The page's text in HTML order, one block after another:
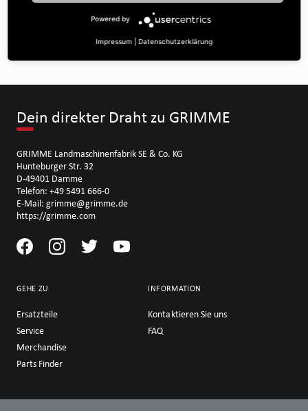
KETTENRÄdeR EINFACH 5/8“ | Zähnezahl A: 16 | BohrungsØ
B: 47 | Länge C: 23 |
Dein direkter Draht zu GRIMME
GRIMME Landmaschinenfabrik SE & Co. KG
Hunteburger Str. 32
D-49401 Damme
Telefon: +49 5491 666-0
E-Mail: grimme@grimme.de
https://grimme.com
GEHE ZU
Ersatzteile
Service
Merchandise
Parts Finder
INFORMATION
Kontaktieren Sie uns
FAQ
Powered by
Impressum Datenschutzerklärung